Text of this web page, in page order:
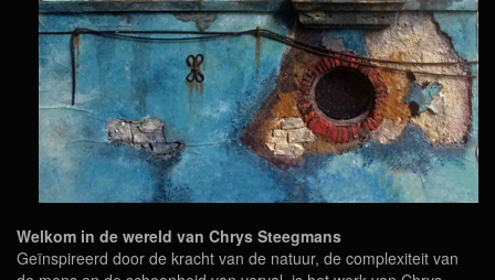
Welkom in de wereld van Chrys Steegmans
Geïnspireerd door de kracht van de natuur, de complexiteit van